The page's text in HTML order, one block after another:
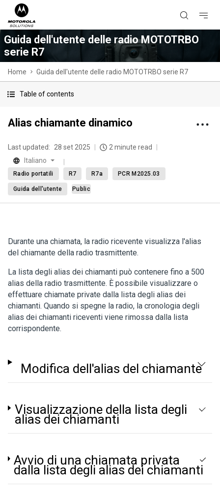
Guida dell'utente delle radio MOTOTRBO
serie R7
Home Guida dell'utente delle radio MOTOTRBO serie R7
Table of contents
Alias chiamante dinamico
Last updated: 28 set 2025
2 minute read
Italiano
Radio portatili R7 R7a PCR M2025.03
Guida dell'utente Public
Durante una chiamata, la radio ricevente visualizza l'alias
del chiamante della radio trasmittente.
La lista degli alias dei chiamanti può contenere fino a 500
alias della radio trasmittente. È possibile visualizzare o
effettuare chiamate private dalla lista degli alias dei
chiamanti. Quando si spegne la radio, la cronologia degli
alias dei chiamanti riceventi viene rimossa dalla lista
corrispondente.
Modifica dell'alias del chiamante
Visualizzazione della lista degli
alias dei chiamanti
Avvio di una chiamata privata
dalla lista degli alias dei chiamanti